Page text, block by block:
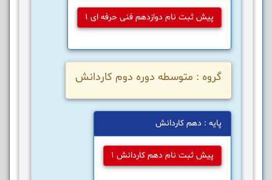
پیش ثبت نام دوازدهم فنی حرفه ای 1
گروه : متوسطه دوره دوم کاردانش
پایه : دهم کاردانش
پیش ثبت نام دهم کاردانش 1